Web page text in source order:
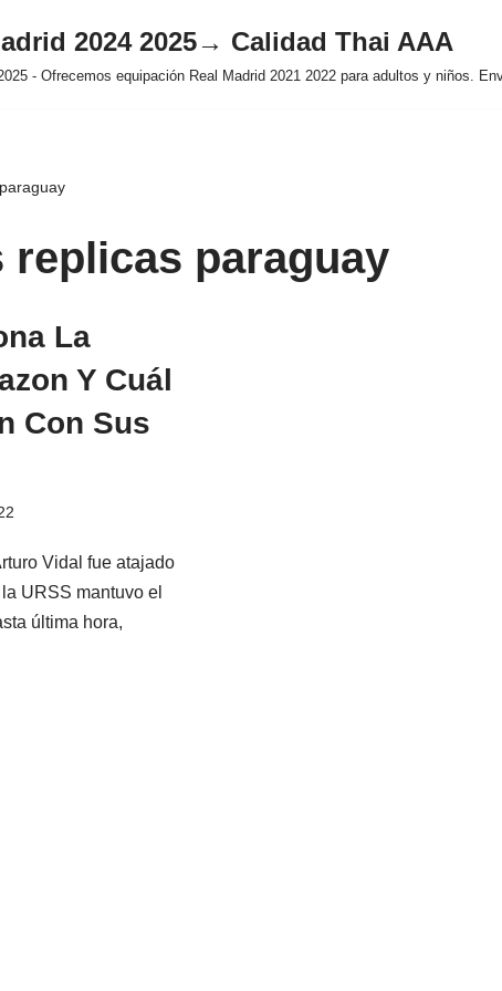
2024 2025→ Calidad Thai AAA
- Ofrecemos equipación Real Madrid 2021 2022 para adultos y niños.
replicas paraguay
La
Y Cuál
Con Sus
Vidal fue atajado
URSS mantuvo el
última hora,